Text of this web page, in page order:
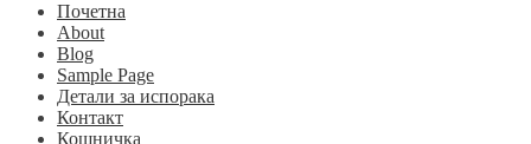
Почетна
About
Blog
Sample Page
Детали за испорака
Контакт
Кошничка